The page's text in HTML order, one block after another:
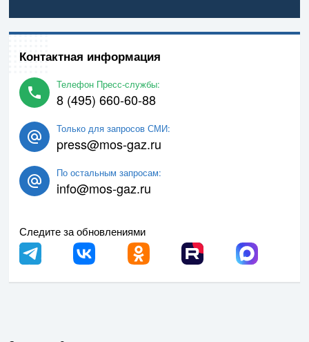
Контактная информация
Телефон Пресс-службы:
8 (495) 660-60-88
Только для запросов СМИ:
press@mos-gaz.ru
По остальным запросам:
info@mos-gaz.ru
Следите за обновлениями